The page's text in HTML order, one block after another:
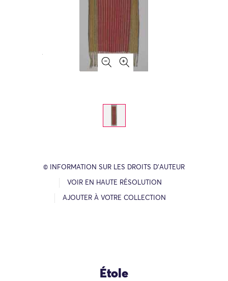
© INFORMATION SUR LES DROITS D’AUTEUR
VOIR EN HAUTE RÉSOLUTION
AJOUTER À VOTRE COLLECTION
Étole